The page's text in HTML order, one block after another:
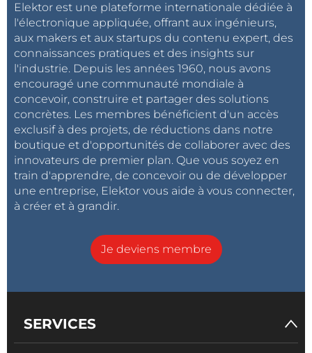
Elektor est une plateforme internationale dédiée à
l'électronique appliquée, offrant aux ingénieurs,
aux makers et aux startups du contenu expert, des
connaissances pratiques et des insights sur
l'industrie. Depuis les années 1960, nous avons
encouragé une communauté mondiale à
concevoir, construire et partager des solutions
concrètes. Les membres bénéficient d'un accès
exclusif à des projets, de réductions dans notre
boutique et d'opportunités de collaborer avec des
innovateurs de premier plan. Que vous soyez en
train d'apprendre, de concevoir ou de développer
une entreprise, Elektor vous aide à vous connecter,
à créer et à grandir.
Je deviens membre
SERVICES